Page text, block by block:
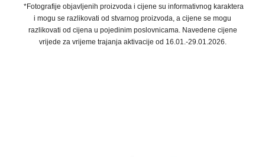
*Fotografije objavljenih proizvoda i cijene su informativnog karaktera
i mogu se razlikovati od stvarnog proizvoda, a cijene se mogu
razlikovati od cijena u pojedinim poslovnicama. Navedene cijene
vrijede za vrijeme trajanja aktivacije od 16.01.-29.01.2026.